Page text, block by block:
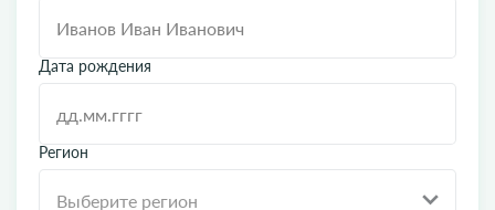
Дата рождения
Регион